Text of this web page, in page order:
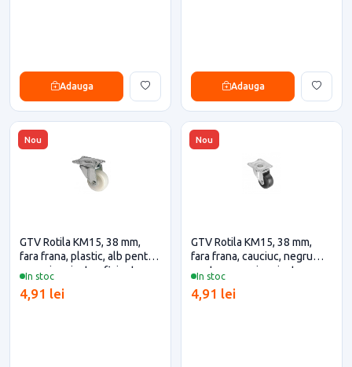
Adauga Adauga
Nou
In stoc
GTV Rotila KM15, 38 mm,
fara frana, plastic, alb pentru
casa si proiecte eficiente
4,91 lei
Nou
In stoc
GTV Rotila KM15, 38 mm,
fara frana, cauciuc, negru
pentru casa si proiecte
4,91 lei